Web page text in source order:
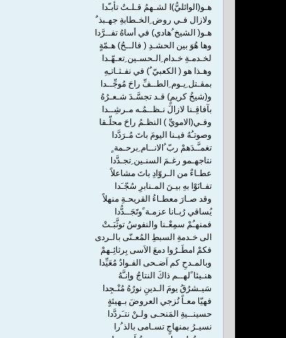
هـو(الوائليُّ)ا لشـهمُ قـلـتُ تأبـّدا
ولازال فـي روض ِالخـطابةِ جهـبذ ٌ
هـو( الشيخ ُهادي) في أساهُ تفــرَّدا
وها هُوَ بين الحشـدِ ( فالــحُ) هـمّةٍ
لخـدمـةِ خـدام ِالـحسـين ِتعـهّـدا
وهـذا هو ( الكعبيّ ُ) في نفـثـاتـِهِ
بمقـتل ِيـوم ِالطــفِّ راحَ مُوجِّــدا
و(شيخُ كريمٍ) قـد تجسَّـدَ شـعـرُهُ
بآفاقِـنا لازالَ نـظــمُـه مـرشِــدا
وفـي(الامويِّ ) النظـمُ راحَ محلّـقا
وصوتـُهُ فيـنا اليومَ باتَ مُـرَدَّدا
تغمـَّـدَهمْ ربّ ُالانــام ِبرحـمة ٍ
نتاجهـمو رغـمَ السنـين ِتجـدَّدا
عطـاءٌ من الـروّادِ باتَ مشاعلاً
تفـانَوْا بهِ بيـنَ المـنابرِ سُجّـَدا
وقد صـارَ معطـاءُ القريحـةِ منهلاً
يُساقي رُبـانا عزمـة ًوتََجَــدُّدا
فمنهـُمْ سمِعْـنا والنفوسُ توثَّبَـتْ
الى خـدمةِ السبطِ المُعـنّى بالـردى
فكمْ امطَـرُوا دمعَ الاَسى بِرثائِـهمْ
وبالمـدحِ كم اَضـحى الفـوادُ مُعَيِّدا
هنـيئا ًلهــم ذاكَ النتاجُ واِنـَّهُ
سَيـشرُقُ يومَ الـدينِ نورُهُ مُنْـجِدا
فهيّا معـاً نُزجي العروضَ بـهيئةٍ
حسينــيةِ المَنحـى ولـنْ نتـَردَّدا
نسيـرُ بمنهاجٍ تسـامى بالذ ُرا